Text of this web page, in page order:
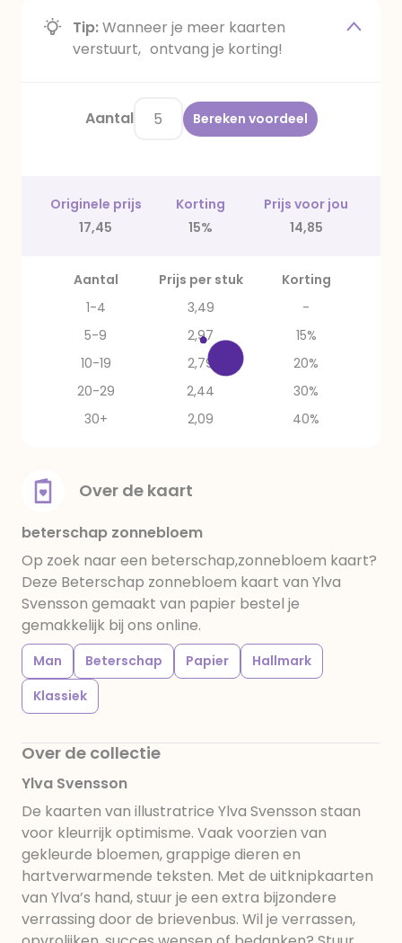
Tip:Wanneer je meer kaarten
verstuurt, ontvang je korting!
Aantal Bereken voordeel
Originele prijs Korting
Prijs voor jou
17,45
15% 14,85
Aantal Prijs per stuk
Korting
1-4
3,49
-
5-9
2,97
15%
10-19
2,79
20%
20-29
2,44
30%
30+
2,09 40%
Over de kaart
beterschap zonnebloem
Op zoek naar een beterschap,zonnebloem kaart?
Deze Beterschap zonnebloem kaart van Ylva
Svensson gemaakt van papier bestel je
gemakkelijk bij ons online.
Man Beterschap Papier
Hallmark
Klassiek
Over de collectie
Ylva Svensson
De kaarten van illustratrice Ylva Svensson staan
voor kleurrijk optimisme. Vaak voorzien van
gekleurde bloemen, grappige dieren en
hartverwarmende teksten. Met de uitknipkaarten
van Ylva’s hand, stuur je een extra bijzondere
verrassing door de brievenbus. Wil je verrassen,